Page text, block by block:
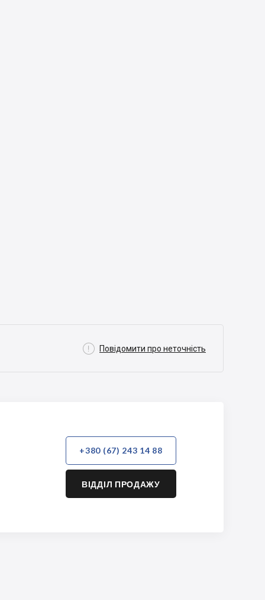
 Повідомити про неточність
+380 (67) 243 14 88
ВІДДІЛ ПРОДАЖУ